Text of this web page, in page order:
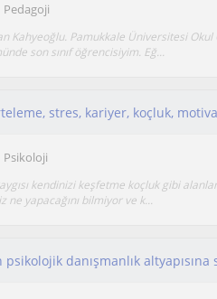
Pedagoji
Kahyeoğlu. Pamukkale Üniversitesi Okul
son sınıf öğrencisiyim. Eğ...
stres, kariyer, koçluk,
Psikoloji
kendinizi keşfetme koçluk gibi
ne yapacağını bilmiyor ve k...